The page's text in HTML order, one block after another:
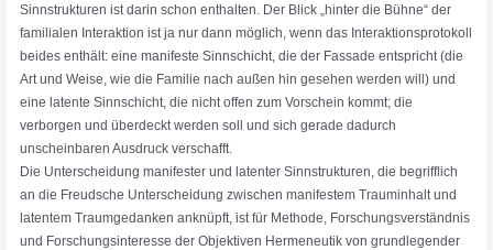
Sinnstrukturen ist darin schon enthalten. Der Blick „hinter die Bühne“ der
familialen Interaktion ist ja nur dann möglich, wenn das Interaktionsprotokoll
beides enthält: eine manifeste Sinnschicht, die der Fassade entspricht (die
Art und Weise, wie die Familie nach außen hin gesehen werden will) und
eine latente Sinnschicht, die nicht offen zum Vorschein kommt; die
verborgen und überdeckt werden soll und sich gerade dadurch
unscheinbaren Ausdruck verschafft.
Die Unterscheidung manifester und latenter Sinnstrukturen, die begrifflich
an die Freudsche Unterscheidung zwischen manifestem Trauminhalt und
latentem Traumgedanken anknüpft, ist für Methode, Forschungsverständnis
und Forschungsinteresse der Objektiven Hermeneutik von grundlegender